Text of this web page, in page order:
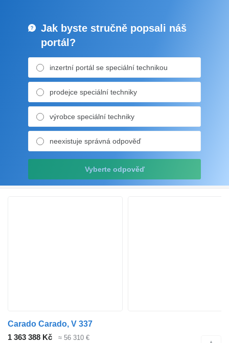
Jak byste stručně popsali náš
portál?
inzertní portál se speciální technikou
prodejce speciální techniky
výrobce speciální techniky
neexistuje správná odpověď
Vyberte odpověď
Carado Carado, V 337
1 363 388 Kč
≈ 56 310 €